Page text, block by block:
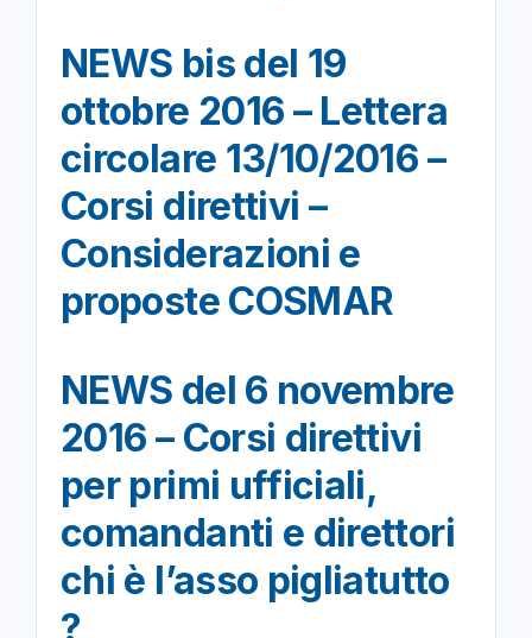
NEWS bis del 19
ottobre 2016 – Lettera
circolare 13/10/2016 –
Corsi direttivi –
Considerazioni e
proposte COSMAR
NEWS del 6 novembre
2016 – Corsi direttivi
per primi ufficiali,
comandanti e direttori
chi è l’asso pigliatutto
?